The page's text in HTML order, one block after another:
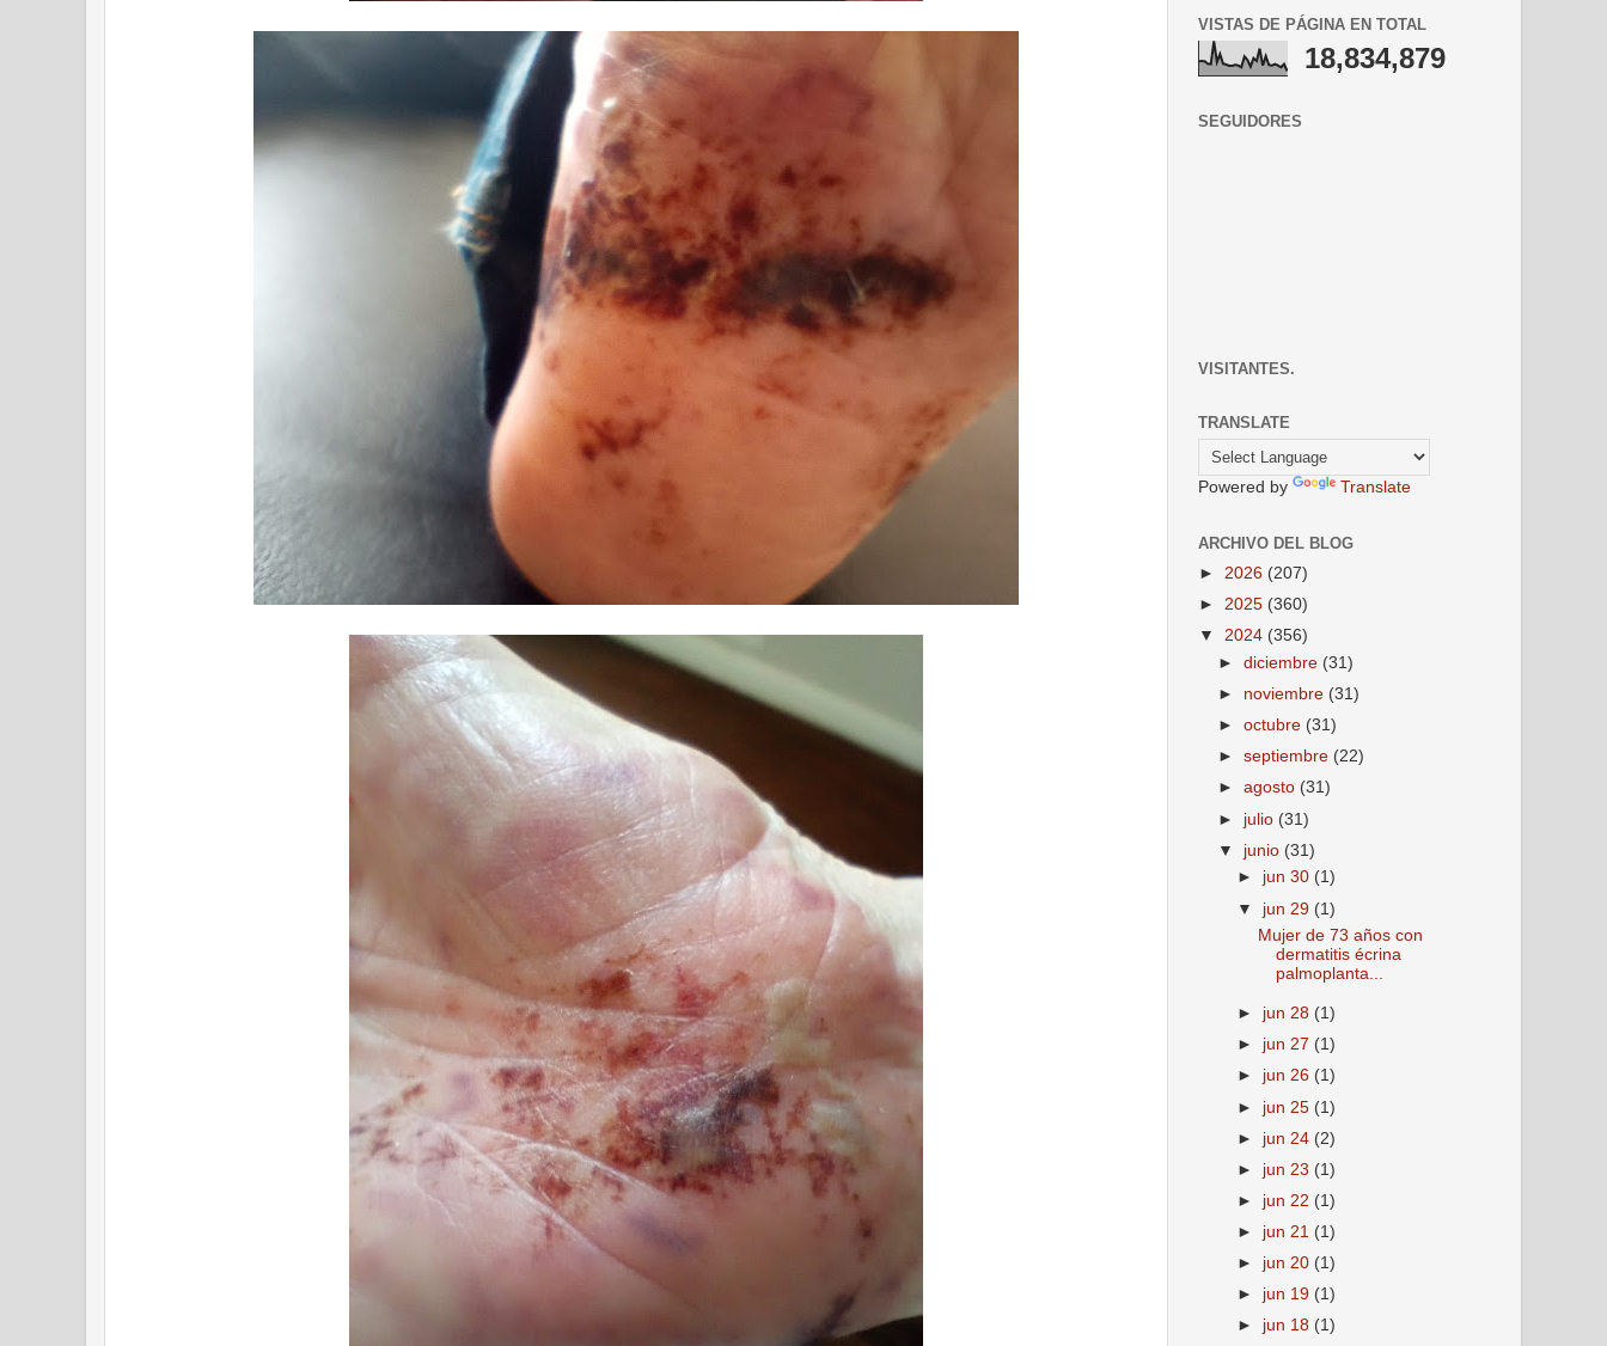
VISTAS DE PÁGINA EN TOTAL
18,834,879
SEGUIDORES
VISITANTES.
TRANSLATE
Powered by Translate
ARCHIVO DEL BLOG
► 2026 (207)
► 2025 (360)
▼ 2024 (356)
►diciembre (31)
► noviembre (31)
►octubre (31)
►septiembre (22)
►agosto (31)
► julio (31)
▼ junio (31)
► jun 30 (1)
▼ jun 29 (1)
Mujer de 73 años con
dermatitis écrina
palmoplanta...
► jun 28 (1)
► jun 27 (1)
► jun 26 (1)
► jun 25 (1)
► jun 24 (2)
► jun 23 (1)
► jun 22 (1)
► jun 21 (1)
► jun 20 (1)
► jun 19 (1)
► jun 18 (1)